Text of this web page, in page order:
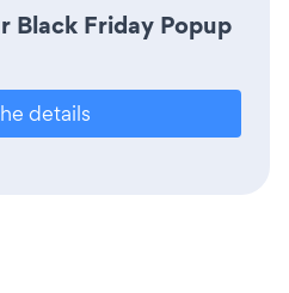
Black Friday Popup
details